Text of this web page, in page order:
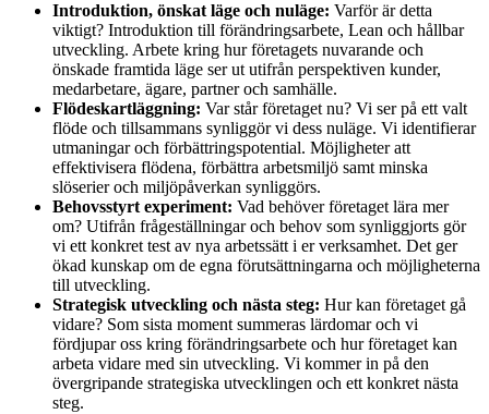
Introduktion, önskat läge och nuläge: Varför är detta
viktigt? Introduktion till förändringsarbete, Lean och hållbar
utveckling. Arbete kring hur företagets nuvarande och
önskade framtida läge ser ut utifrån perspektiven kunder,
medarbetare, ägare, partner och samhälle.
Flödeskartläggning: Var står företaget nu? Vi ser på ett valt
flöde och tillsammans synliggör vi dess nuläge. Vi identifierar
utmaningar och förbättringspotential. Möjligheter att
effektivisera flödena, förbättra arbetsmiljö samt minska
slöserier och miljöpåverkan synliggörs.
Behovsstyrt experiment: Vad behöver företaget lära mer
om? Utifrån frågeställningar och behov som synliggjorts gör
vi ett konkret test av nya arbetssätt i er verksamhet. Det ger
ökad kunskap om de egna förutsättningarna och möjligheterna
till utveckling.
Strategisk utveckling och nästa steg: Hur kan företaget gå
vidare? Som sista moment summeras lärdomar och vi
fördjupar oss kring förändringsarbete och hur företaget kan
arbeta vidare med sin utveckling. Vi kommer in på den
övergripande strategiska utvecklingen och ett konkret nästa
steg.